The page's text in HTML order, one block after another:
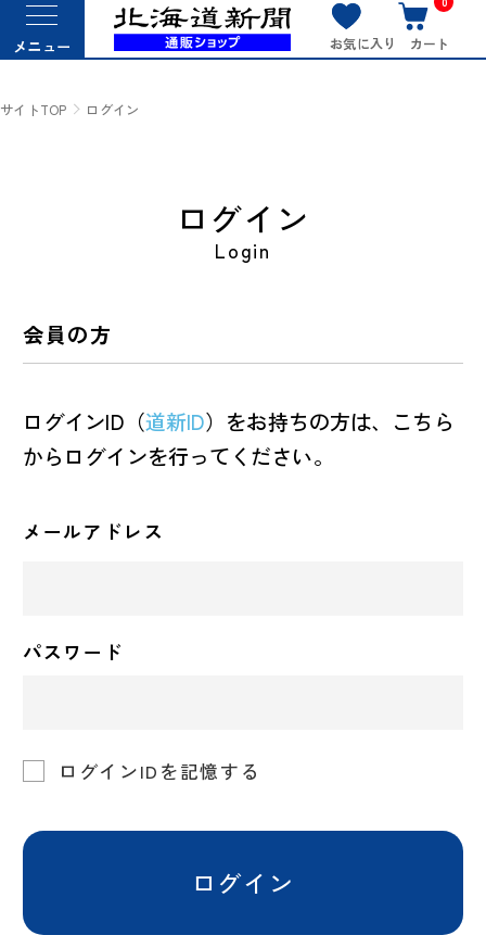
メニュー お気に入り カート
サイトTOP ログイン
ログイン
Login
会員の方
ログインID（道新ID）をお持ちの方は、こちら
からログインを行ってください。
メールアドレス
パスワード
ログインIDを記憶する
ログイン